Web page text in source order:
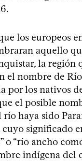
los europeos
aquello
la región
el nombre de
por los nativos
el posible
haya sido
cuyo significado
o “río ancho
indígena del